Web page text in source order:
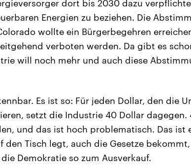
dort bis 2030 dazu
Energien zu beziehen. Die
wollte ein Bürgerbegehren
verboten werden. Da gibt es
will noch mehr und auch diese
Es ist so: Für jeden Dollar, den die
setzt die Industrie 40 Dollar dagegen.
und das ist hoch problematisch. Das ist
den Tisch legt, auch die Gesetze
Demokratie so zum Ausverkauf.